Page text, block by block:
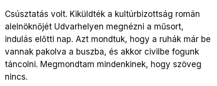
Csúsztatás volt. Kiküldték a kultúrbizottság román
alelnöknőjét Udvarhelyen megnézni a műsort,
indulás előtti nap. Azt mondtuk, hogy a ruhák már be
vannak pakolva a buszba, és akkor civilbe fogunk
táncolni. Megmondtam mindenkinek, hogy szöveg
nincs.